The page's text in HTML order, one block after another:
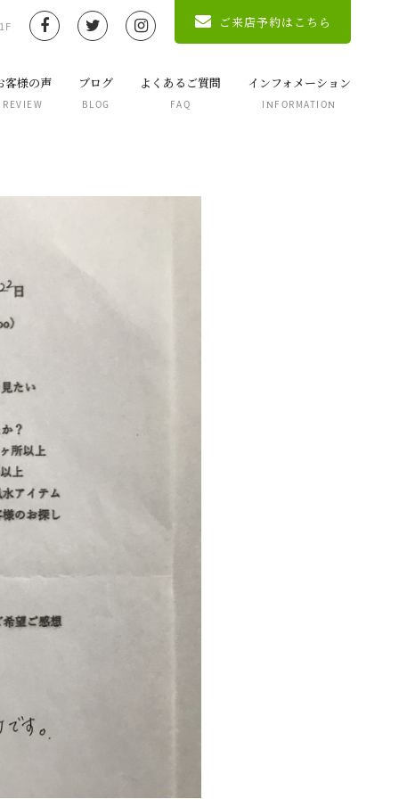
ご来店予約はこちら
客様の声
REVIEW
ブログ
BLOG
よくあるご質問
FAQ
インフォメーション
INFORMATION